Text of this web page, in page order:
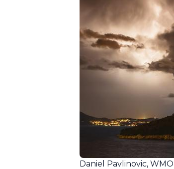
Daniel Pavlinovic,